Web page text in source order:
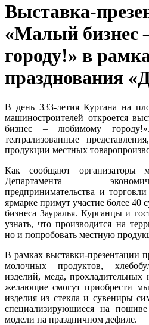
Выставка-
«Малый бизнес
городу!» в
празднования
В день 333-летия Кургана на
машиностроителей откроется
бизнес – любимому
театрализованные
продукции местных
Как сообщают организаторы
Департамента
предпринимательства и
ярмарке примут участие более 40
бизнеса Зауралья. Курганцы и
узнать, что производится на
но и попробовать местную
В рамках выставки-презентации
молочных продуктов,
изделий, меда,
желающие смогут приобрести
изделия из стекла и сувениры
специализирующиеся на
модели на праздничном дефиле.